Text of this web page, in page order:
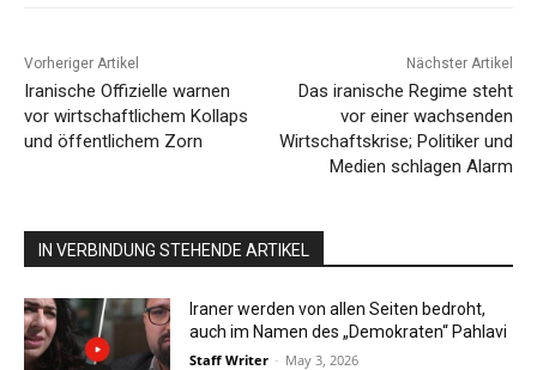
Vorheriger Artikel
Iranische Offizielle warnen
vor wirtschaftlichem Kollaps
und öffentlichem Zorn
Nächster Artikel
Das iranische Regime steht
vor einer wachsenden
Wirtschaftskrise; Politiker und
Medien schlagen Alarm
IN VERBINDUNG STEHENDE ARTIKEL
Iraner werden von allen Seiten bedroht,
auch im Namen des „Demokraten“ Pahlavi
Staff Writer - May 3, 2026